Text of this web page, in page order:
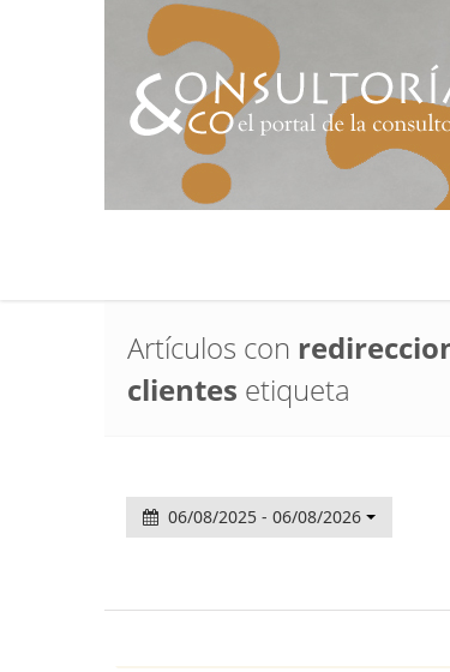
Artículos con
clientes etiqueta
06/08/2025 - 06/08/2026